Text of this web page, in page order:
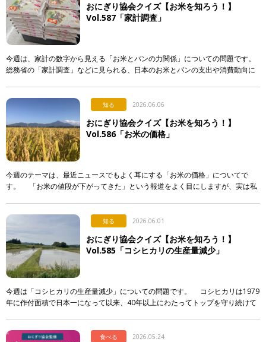
おにぎり協会クイズ【お米を知ろう！】
Vol.587「家計調査」
今週は、家計の数字から見える「お米とパンの力関係」についての問題です。
総務省の「家計調査」などに見られる、日本のお米とパンの支出や消費動向に
知る 2026.06.06
おにぎり協会クイズ【お米を知ろう！】
Vol.586「お米の価格」
今週のテーマは、最近ニュースでもよく耳にする「お米の価格」についてで
す。 「お米の値段が下がってきた」という報道をよく目にしますが、実は私
知る 2026.06.01
おにぎり協会クイズ【お米を知ろう！】
Vol.585「コシヒカリの生産量減少」
今週は「コシヒカリの生産量減少」についての問題です。 コシヒカリは1979
年に作付面積で日本一になって以来、40年以上にわたってトップを守り続けて
食べる 2026.05.24